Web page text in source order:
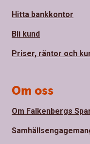
Hitta bankkontor
Bli kund
Priser, räntor och
Om oss
Om Falkenbergs